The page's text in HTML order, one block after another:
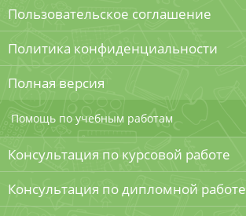
Пользовательское соглашение
Политика конфиденциальности
Полная версия
Помощь по учебным работам
Консультация по курсовой работе
Консультация по дипломной работе